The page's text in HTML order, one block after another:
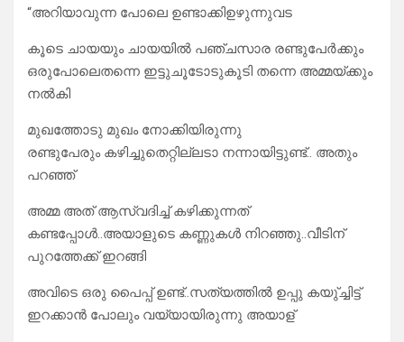
“അറിയാവുന്ന പോലെ ഉണ്ടാക്കിഉഴുന്നുവട
കൂടെ ചായയും ചായയിൽ പഞ്ചസാര രണ്ടുപേർക്കും
ഒരുപോലെതന്നെ ഇട്ടുചൂടോടുകൂടി തന്നെ അമ്മയ്ക്കും
നൽകി
മുഖത്തോടു മുഖം നോക്കിയിരുന്നു
രണ്ടുപേരും കഴിച്ചുതെറ്റില്ലടാ നന്നായിട്ടുണ്ട്.. അതും
പറഞ്ഞ്
അമ്മ അത് ആസ്വദിച്ച് കഴിക്കുന്നത്
കണ്ടപ്പോൾ..അയാളുടെ കണ്ണുകൾ നിറഞ്ഞു..വീടിന്
പുറത്തേക്ക് ഇറങ്ങി
അവിടെ ഒരു പൈപ്പ് ഉണ്ട്..സത്യത്തിൽ ഉപ്പു കയു്ച്ചിട്ട്
ഇറക്കാൻ പോലും വയ്യായിരുന്നു അയാള്